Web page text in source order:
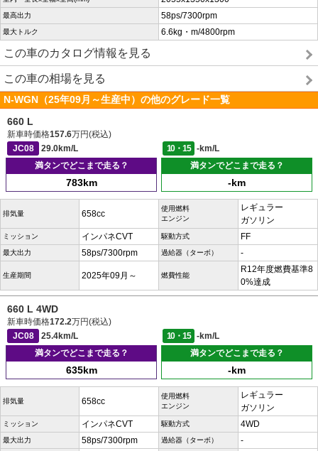
最高出力 58ps/7300rpm
最大トルク 6.6kg・m/4800rpm
この車のカタログ情報を見る
この車の相場を見る
N-WGN（25年09月～生産中）の他のグレード一覧
660 L
新車時価格157.6万円(税込)
JC08
29.0km/L 10・15
-km/L
満タンでどこまで走る？
783km
満タンでどこまで走る？
-km
排気量 658cc
使用燃料
エンジン
レギュラー
ガソリン
ミッション インパネCVT 駆動方式 FF
最大出力 58ps/7300rpm 過給器（ターボ） -
生産期間 2025年09月～ 燃費性能
R12年度燃費基準8
0%達成
660 L 4WD
新車時価格172.2万円(税込)
JC08
25.4km/L 10・15
-km/L
満タンでどこまで走る？
635km
満タンでどこまで走る？
-km
排気量 658cc
使用燃料
エンジン
レギュラー
ガソリン
ミッション インパネCVT 駆動方式 4WD
最大出力 58ps/7300rpm 過給器（ターボ） -